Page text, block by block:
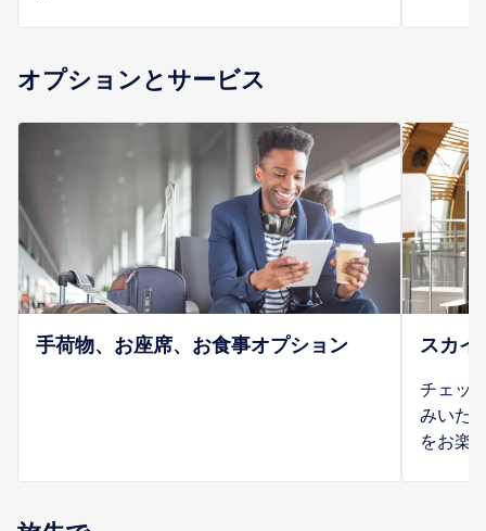
オプションとサービス
手荷物、お座席、お食事オプション スカイ
チェッ
みいた
をお楽